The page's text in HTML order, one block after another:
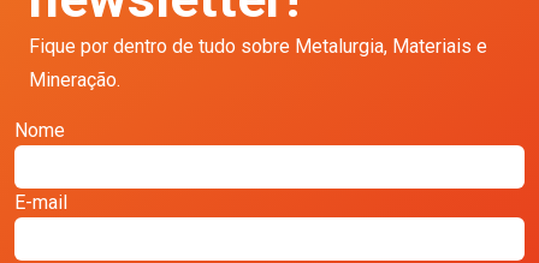
Fique por dentro de tudo sobre Metalurgia, Materiais e
Mineração.
Nome
E-mail